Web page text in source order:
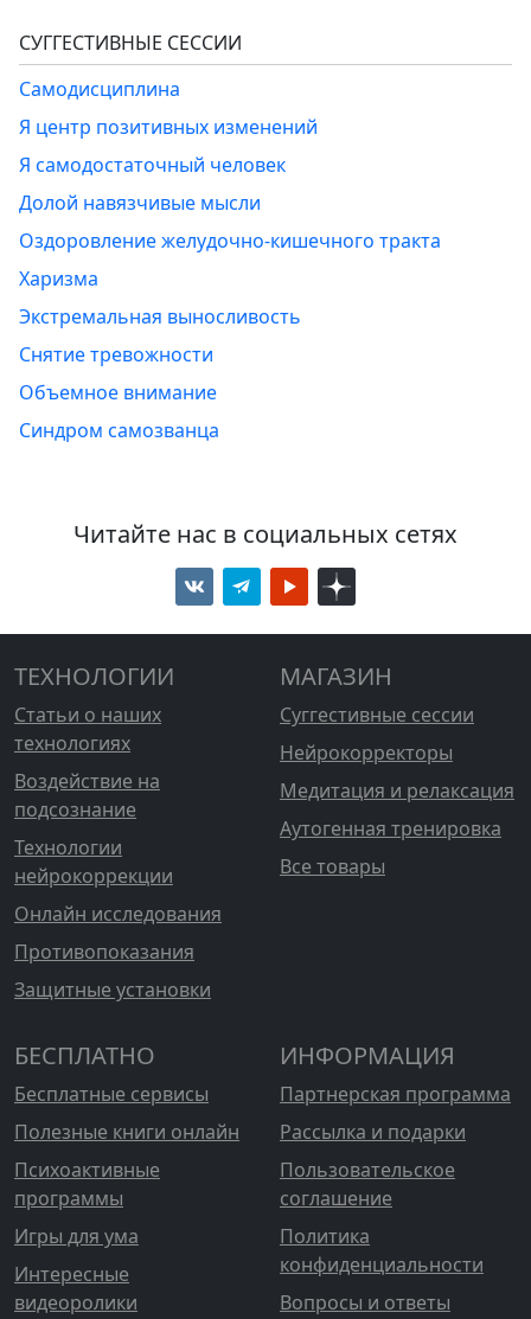
СУГГЕСТИВНЫЕ СЕССИИ
Самодисциплина
Я центр позитивных изменений
Я самодостаточный человек
Долой навязчивые мысли
Оздоровление желудочно-кишечного тракта
Харизма
Экстремальная выносливость
Снятие тревожности
Объемное внимание
Синдром самозванца
Читайте нас в социальных сетях
ТЕХНОЛОГИИ
Статьи о наших
технологиях
Воздействие на
подсознание
Технологии
нейрокоррекции
Онлайн исследования
Противопоказания
Защитные установки
МАГАЗИН
Суггестивные сессии
Нейрокорректоры
Медитация и релаксация
Аутогенная тренировка
Все товары
БЕСПЛАТНО
Бесплатные сервисы
Полезные книги онлайн
Психоактивные
программы
Игры для ума
Интересные
видеоролики
ИНФОРМАЦИЯ
Партнерская программа
Рассылка и подарки
Пользовательское
соглашение
Политика
конфиденциальности
Вопросы и ответы